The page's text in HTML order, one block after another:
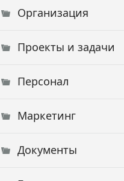
Организация
Проекты и задачи
Персонал
Маркетинг
Документы